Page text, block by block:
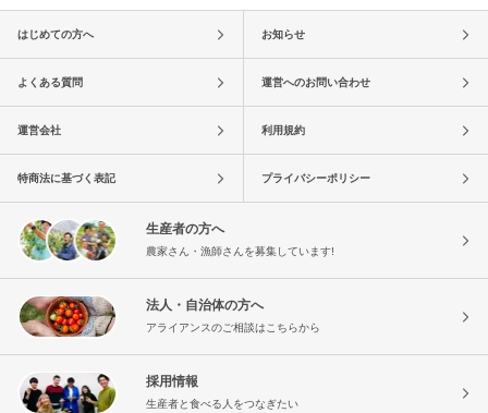
はじめての方へ お知らせ
よくある質問 運営へのお問い合わせ
運営会社 利用規約
特商法に基づく表記 プライバシーポリシー
生産者の方へ
農家さん・漁師さんを募集しています!
法人・自治体の方へ
アライアンスのご相談はこちらから
採用情報
生産者と食べる人をつなぎたい